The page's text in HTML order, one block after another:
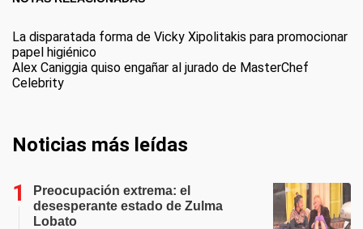
La disparatada forma de Vicky Xipolitakis para promocionar
papel higiénico
Alex Caniggia quiso engañar al jurado de MasterChef
Celebrity
Noticias más leídas
Preocupación extrema: el
desesperante estado de Zulma
Lobato